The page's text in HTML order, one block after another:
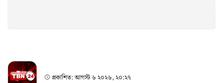
প্রকাশিত:আগস্ট ৬ ২০২৬, ২০:২৭